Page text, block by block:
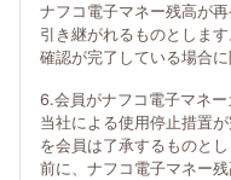
ナフコ電子マネー残高が
引き継がれるものとしま
確認が完了している場合に
6.会員がナフコ電子マネ
当社による使用停止措置
を会員は了承するものと
前に、ナフコ電子マネー